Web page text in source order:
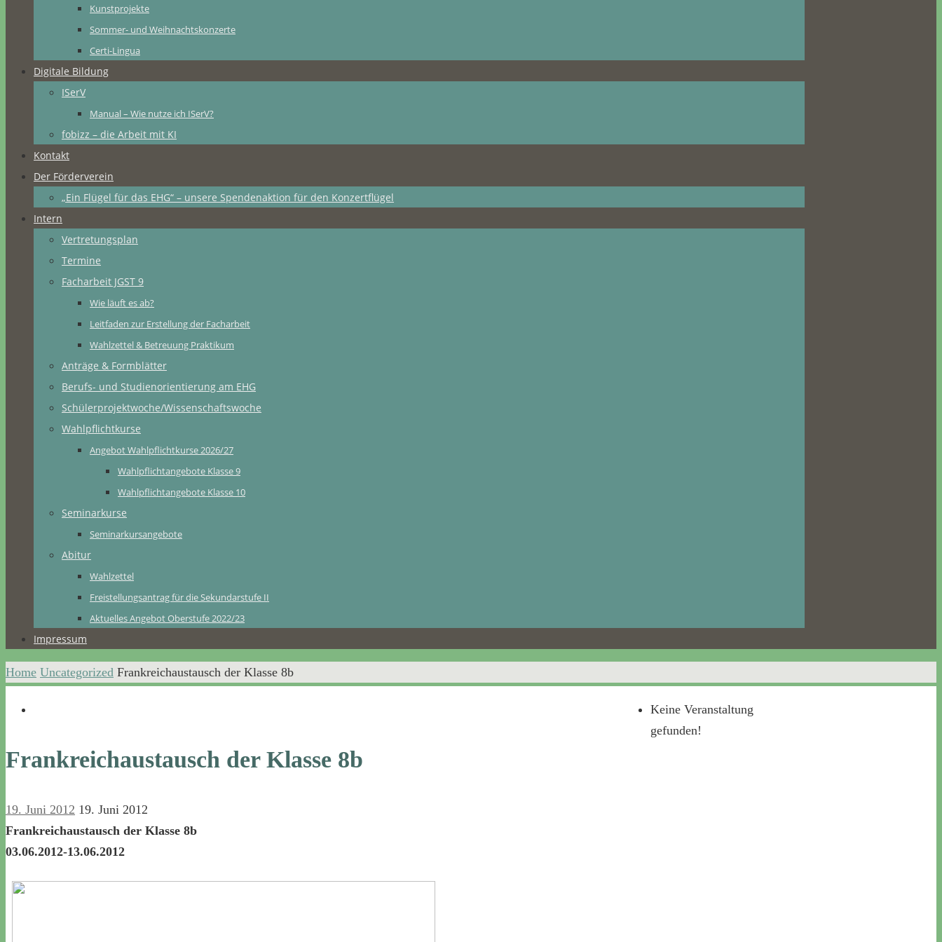
Kunstprojekte
Sommer- und Weihnachtskonzerte
Certi-Lingua
Digitale Bildung
ISerV
Manual – Wie nutze ich ISerV?
fobizz – die Arbeit mit KI
Kontakt
Der Förderverein
„Ein Flügel für das EHG“ – unsere Spendenaktion für den Konzertflügel
Intern
Vertretungsplan
Termine
Facharbeit JGST 9
Wie läuft es ab?
Leitfaden zur Erstellung der Facharbeit
Wahlzettel & Betreuung Praktikum
Anträge & Formblätter
Berufs- und Studienorientierung am EHG
Schülerprojektwoche/Wissenschaftswoche
Wahlpflichtkurse
Angebot Wahlpflichtkurse 2026/27
Wahlpflichtangebote Klasse 9
Wahlpflichtangebote Klasse 10
Seminarkurse
Seminarkursangebote
Abitur
Wahlzettel
Freistellungsantrag für die Sekundarstufe II
Aktuelles Angebot Oberstufe 2022/23
Impressum
Home Uncategorized Frankreichaustausch der Klasse 8b
Frankreichaustausch der Klasse 8b
19. Juni 2012 19. Juni 2012
Frankreichaustausch der Klasse 8b
03.06.2012-13.06.2012
Keine Veranstaltung
gefunden!